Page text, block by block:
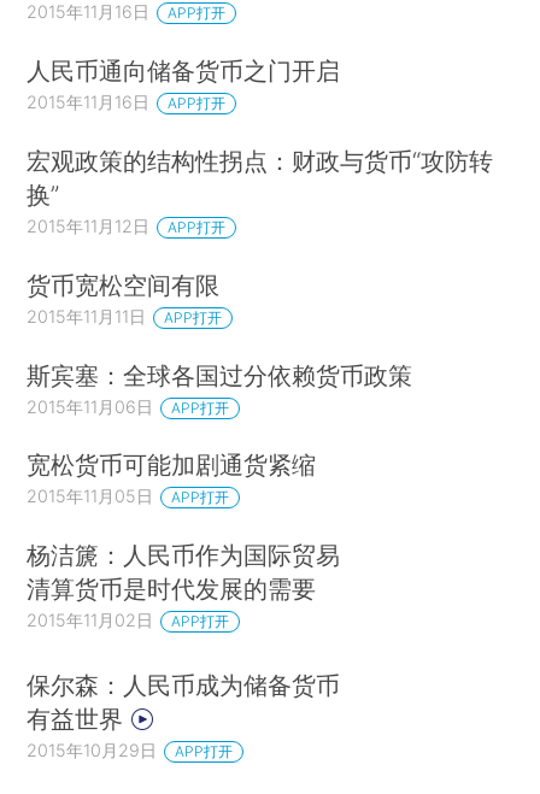
2015年11月16日 APP打开
人民币通向储备货币之门开启
2015年11月16日 APP打开
宏观政策的结构性拐点：财政与货币“攻防转
换”
2015年11月12日 APP打开
货币宽松空间有限
2015年11月11日 APP打开
斯宾塞：全球各国过分依赖货币政策
2015年11月06日 APP打开
宽松货币可能加剧通货紧缩
2015年11月05日 APP打开
杨洁篪：人民币作为国际贸易
清算货币是时代发展的需要
2015年11月02日 APP打开
保尔森：人民币成为储备货币
有益世界
2015年10月29日 APP打开